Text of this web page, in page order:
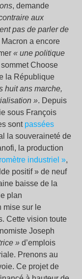
, demande
aux
pas de parler de
a encore
« une politique
sommet Choose
la République
huit ans marche,
». Depuis
sous François
sont passées
la souveraineté de
la production
industriel »,
positif » de neuf
baisse de la
plan
mise sur le
Cette vision toute
Joseph
» d’emplois
Prenons au
Ce projet de